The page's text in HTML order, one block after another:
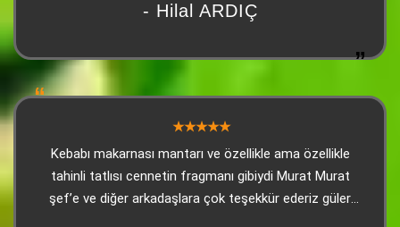
- Hilal ARDIÇ
Kebabı makarnası mantarı ve özellikle ama özellikle
tahinli tatlısı cennetin fragmanı gibiydi Murat Murat
şef’e ve diğer arkadaşlara çok teşekkür ederiz güler